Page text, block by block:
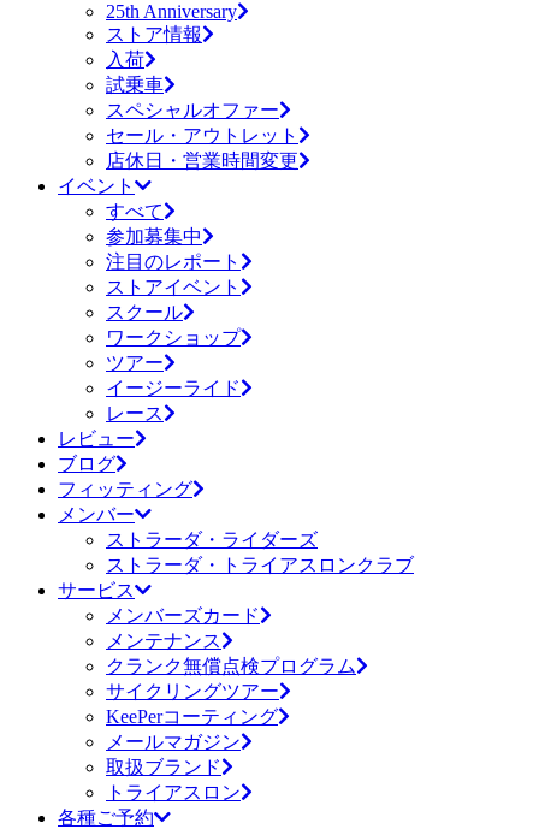
25th Anniversary
ストア情報
入荷
試乗車
スペシャルオファー
セール・アウトレット
店休日・営業時間変更
イベント
すべて
参加募集中
注目のレポート
ストアイベント
スクール
ワークショップ
ツアー
イージーライド
レース
レビュー
ブログ
フィッティング
メンバー
ストラーダ・ライダーズ
ストラーダ・トライアスロンクラブ
サービス
メンバーズカード
メンテナンス
クランク無償点検プログラム
サイクリングツアー
KeePerコーティング
メールマガジン
取扱ブランド
トライアスロン
各種ご予約